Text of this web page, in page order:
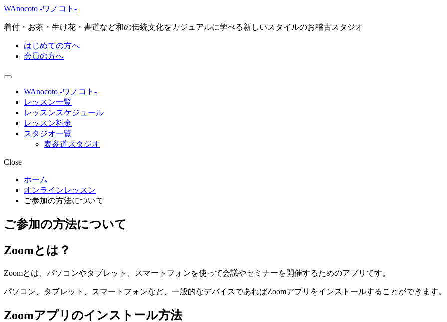
WAnocoto -ワノコト-
着付・お茶・生け花・書道など和の伝統文化をカジュアルに学べる新しいスタイルのお稽古スタジオ
はじめての方へ
会員の方へ
WAnocoto -ワノコト-
レッスン一覧
レッスンスケジュール
レッスン料金
スタジオ一覧
表参道スタジオ
Close
ホーム
オンラインレッスン
ご参加の方法について
ご参加の方法について
Zoomとは？
Zoomとは、パソコンやタブレット、スマートフォンを使って会議やセミナーを開催するためのアプリです。
パソコン、タブレット、スマートフォンなど、一般的なデバイスであればZoomアプリをインストールすることができます。
Zoomアプリのインストール方法